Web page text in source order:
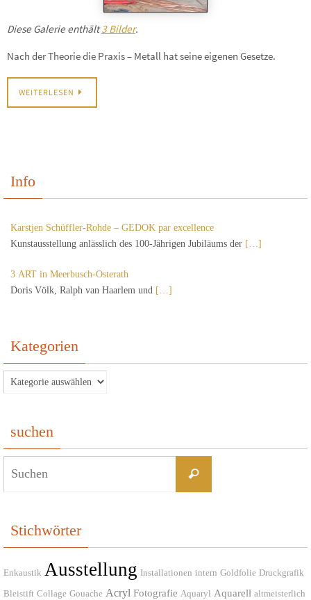
Diese Galerie enthält3 Bilder.
Nach der Theorie die Praxis – Metall hat seine eigenen Gesetze.
WEITERLESEN
Info
Karstjen Schüffler-Rohde – GEDOK par excellence
Kunstausstellung anlässlich des 100-Jährigen Jubiläums der […]
3 ART in Meerbusch-Osterath
Doris Völk, Ralph van Haarlem und […]
Kategorien
Kategorien
suchen
Suchen
Stichwörter
Enkaustik Ausstellung Installationen intern Goldfolie Druckgrafik
Bleistift Collage Gouache Acryl Fotografie Aquaryl Aquarell altmeisterlich